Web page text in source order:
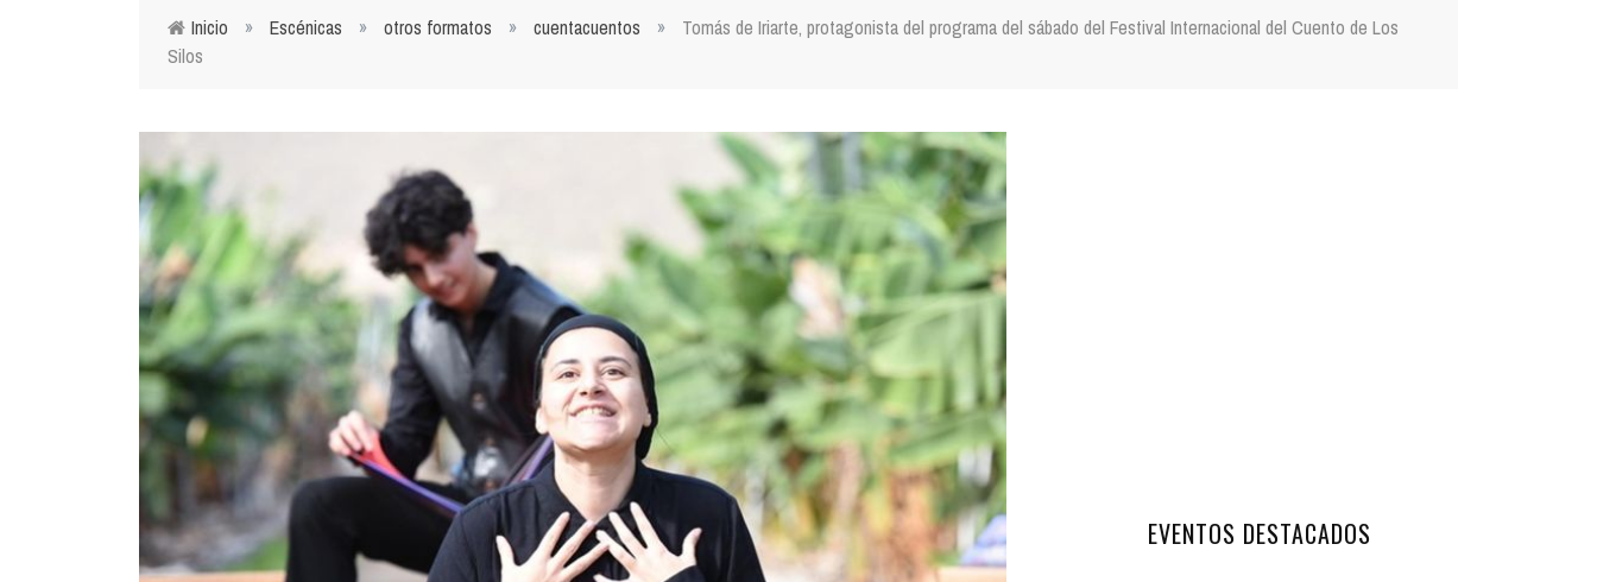
Plan Finde
Santa Cruz | La Laguna
Islas
Cultura
Deporte y Naturaleza
Gastro
Infantil
Música
Escénicas
CULTURA
GASTRONOMÍA
INFANTIL LOCALES CON ACTUACIONES
COMERCIO
GASTRO
FORMATIVO
NOCTÁMBULA TENERIFE
TENERIFE PHE FESTIVAL 2026
XXVII VERANO DE CUENTO
Usted está aquí
Inicio » Escénicas » otros formatos » cuentacuentos »
Tomás de Iriarte, protagonista del programa del sábado del Festival Internacional del Cuento de Los
Silos
EVENTOS DESTACADOS